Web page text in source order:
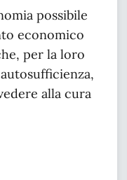
possibile
economico
per la loro
alla cura